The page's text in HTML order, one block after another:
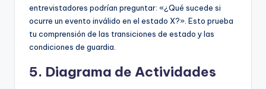
entrevistadores podrían preguntar: «¿Qué sucede si
ocurre un evento inválido en el estado X?». Esto prueba
tu comprensión de las transiciones de estado y las
condiciones de guardia.
5. Diagrama de Actividades